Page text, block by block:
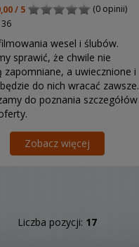
/ 5
(0 opinii)
wesel i ślubów.
sprawić, że chwile nie
zapomniane, a uwiecznione i
do nich wracać zawsze.
do poznania szczegółów
Zobacz więcej
Liczba pozycji: 17